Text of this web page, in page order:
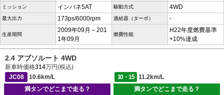
ミッション インパネ5AT 駆動方式 4WD
最大出力 173ps/6000rpm 過給器（ターボ） -
生産期間
2009年09月～201
1年09月
燃費性能
H22年度燃費基準
+10%達成
2.4 アブソルート 4WD
新車時価格314万円(税込)
JC08
10.6km/L 10・15
11.2km/L
満タンでどこまで走る？
満タンでどこまで走る？